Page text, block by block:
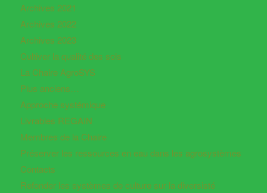
Archives 2021
Archives 2022
Archives 2023
Cultiver la qualité des sols
La Chaire AgroSYS
Plus anciens…
Approche systémique
Livrables REGAIN
Membres de la Chaire
Préserver les ressources en eau dans les agrosystèmes
Contacts
Refonder les systèmes de culture sur la diversisté